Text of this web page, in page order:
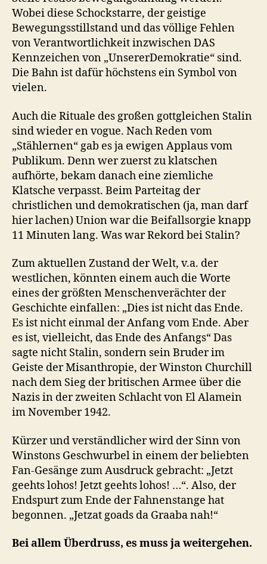
Wobei diese Schockstarre, der geistige
Bewegungsstillstand und das völlige Fehlen
von Verantwortlichkeit inzwischen DAS
Kennzeichen von „UnsererDemokratie“ sind.
Die Bahn ist dafür höchstens ein Symbol von
vielen.
Auch die Rituale des großen gottgleichen Stalin
sind wieder en vogue. Nach Reden vom
„Stählernen“ gab es ja ewigen Applaus vom
Publikum. Denn wer zuerst zu klatschen
aufhörte, bekam danach eine ziemliche
Klatsche verpasst. Beim Parteitag der
christlichen und demokratischen (ja, man darf
hier lachen) Union war die Beifallsorgie knapp
11 Minuten lang. Was war Rekord bei Stalin?
Zum aktuellen Zustand der Welt, v.a. der
westlichen, könnten einem auch die Worte
eines der größten Menschenverächter der
Geschichte einfallen: „Dies ist nicht das Ende.
Es ist nicht einmal der Anfang vom Ende. Aber
es ist, vielleicht, das Ende des Anfangs“ Das
sagte nicht Stalin, sondern sein Bruder im
Geiste der Misanthropie, der Winston Churchill
nach dem Sieg der britischen Armee über die
Nazis in der zweiten Schlacht von El Alamein
im November 1942.
Kürzer und verständlicher wird der Sinn von
Winstons Geschwurbel in einem der beliebten
Fan-Gesänge zum Ausdruck gebracht: „Jetzt
geehts lohos! Jetzt geehts lohos! …“. Also, der
Endspurt zum Ende der Fahnenstange hat
begonnen. „Jetzat goads da Graaba nah!“
Bei allem Überdruss, es muss ja weitergehen.